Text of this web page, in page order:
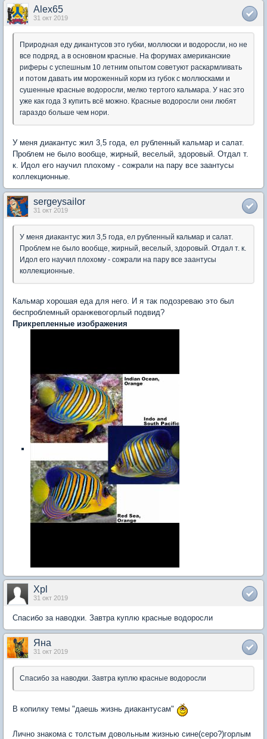
Alex65
31 окт 2019
Природная еду дикантусов это губки, моллюски и водоросли, но не
все подряд, а в основном красные. На форумах американские
риферы с успешным 10 летним опытом советуют раскармливать
и потом давать им мороженный корм из губок с моллюсками и
сушенные красные водоросли, мелко тертого кальмара. У нас это
уже как года 3 купить всё можно. Красные водоросли они любят
гараздо больше чем нори.
У меня диакантус жил 3,5 года, ел рубленный кальмар и салат.
Проблем не было вообще, жирный, веселый, здоровый. Отдал т.
к. Идол его научил плохому - сожрали на пару все заантусы
коллекционные.
sergeysailor
31 окт 2019
У меня диакантус жил 3,5 года, ел рубленный кальмар и салат.
Проблем не было вообще, жирный, веселый, здоровый. Отдал т. к.
Идол его научил плохому - сожрали на пару все заантусы
коллекционные.
Кальмар хорошая еда для него. И я так подозреваю это был
беспроблемный оранжевогорлый подвид?
Прикрепленные изображения
Xpl
31 окт 2019
Спасибо за наводки. Завтра куплю красные водоросли
Яна
31 окт 2019
Спасибо за наводки. Завтра куплю красные водоросли
В копилку темы "даешь жизнь диакантусам"
Лично знакома с толстым довольным жизнью сине(серо?)горлым